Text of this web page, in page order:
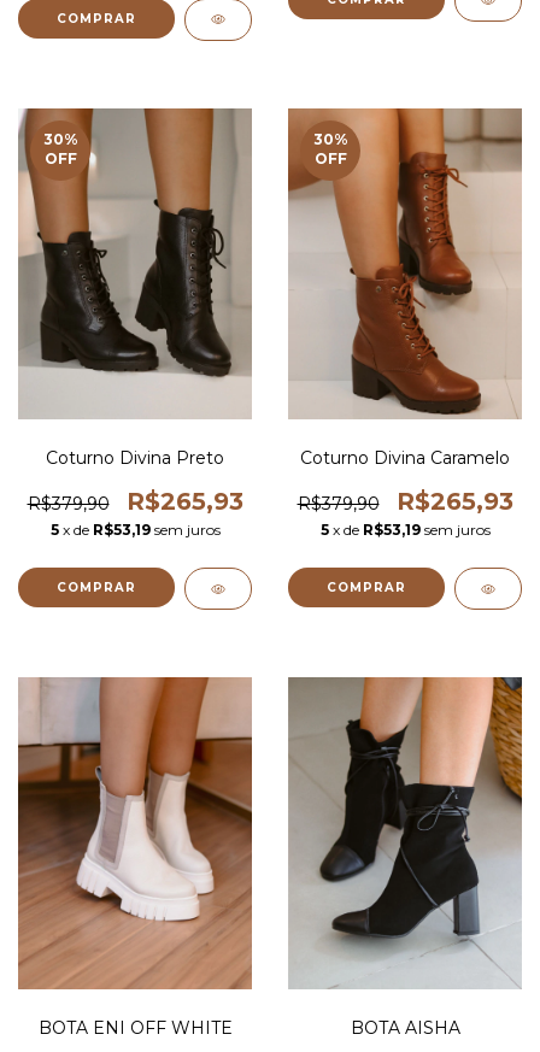
COMPRAR
30%
OFF
Coturno Divina Preto
R$379,90 R$265,93
5 x de R$53,19 sem juros
COMPRAR
30%
OFF
Coturno Divina Caramelo
R$379,90 R$265,93
5 x de R$53,19 sem juros
COMPRAR
BOTA ENI OFF WHITE BOTA AISHA